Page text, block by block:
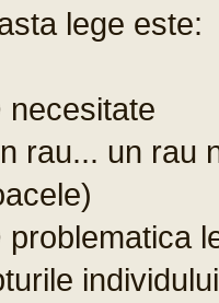
lege este:
necesitate
rau... un rau
problematica